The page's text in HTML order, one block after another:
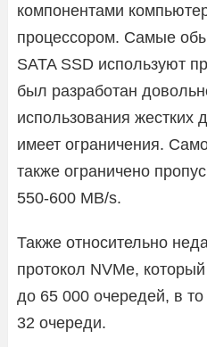
компонентами
процессором. Самые
SATA SSD используют
был разработан
использования жестких
имеет ограничения.
также ограничено
550-600 MB/s.
Также относительно
протокол NVMe,
до 65 000 очередей, в
32 очереди.